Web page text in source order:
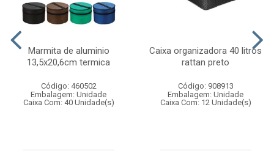
Marmita de aluminio
13,5x20,6cm termica
Código: 460502
Embalagem: Unidade
Caixa Com: 40 Unidade(s)
Caixa organizadora 40 litros
rattan preto
Código: 908913
Embalagem: Unidade
Caixa Com: 12 Unidade(s)